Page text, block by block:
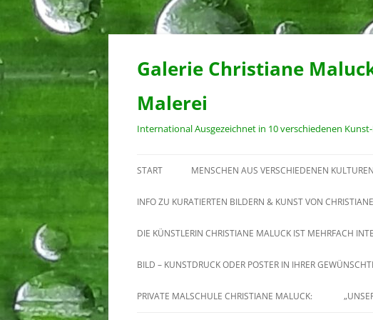
Zum
springen
Galerie Christiane
Malerei
International Ausgezeichnet in 10 verschiedenen
START MENSCHEN AUS VERSCHIEDENEN KULTUREN
INFO ZU KURATIERTEN BILDERN & KUNST VON
DIE KÜNSTLERIN CHRISTIANE MALUCK IST MEHRFACH
MEINE ARBEIT
VITA VON CHRISTIANE MALUCK
BILD – KUNSTDRUCK ODER POSTER IN IHRER
PRIVATE MALSCHULE CHRISTIANE MALUCK: